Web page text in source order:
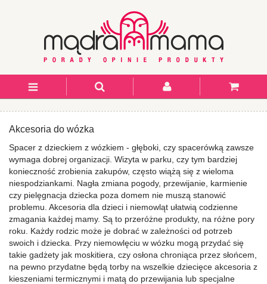
Akcesoria do wózka
Spacer z dzieckiem z wózkiem - głęboki, czy spacerówką zawsze
wymaga dobrej organizacji. Wizyta w parku, czy tym bardziej
konieczność zrobienia zakupów, często wiążą się z wieloma
niespodziankami. Nagła zmiana pogody, przewijanie, karmienie
czy pielęgnacja dziecka poza domem nie muszą stanowić
problemu. Akcesoria dla dzieci i niemowląt ułatwią codzienne
zmagania każdej mamy. Są to przeróżne produkty, na różne pory
roku. Każdy rodzic może je dobrać w zależności od potrzeb
swoich i dziecka. Przy niemowlęciu w wózku mogą przydać się
takie gadżety jak moskitiera, czy osłona chroniąca przez słońcem,
na pewno przydatne będą torby na wszelkie dziecięce akcesoria z
kieszeniami termicznymi i matą do przewijania lub specjalne